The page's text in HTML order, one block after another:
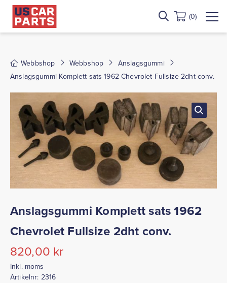
(0)
Webbshop Webbshop
Anslagsgummi
Anslagsgummi Komplett sats 1962 Chevrolet Fullsize 2dht conv.
Anslagsgummi Komplett sats 1962
Chevrolet Fullsize 2dht conv.
820,00 kr
Inkl. moms
Artikelnr: 2316